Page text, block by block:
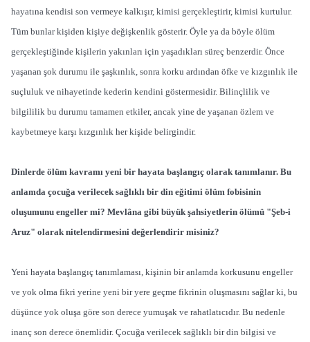
hayatına kendisi son vermeye kalkışır, kimisi gerçekleştirir, kimisi kurtulur.
Tüm bunlar kişiden kişiye değişkenlik gösterir. Öyle ya da böyle ölüm
gerçekleştiğinde kişilerin yakınları için yaşadıkları süreç benzerdir. Önce
yaşanan şok durumu ile şaşkınlık, sonra korku ardından öfke ve kızgınlık ile
suçluluk ve nihayetinde kederin kendini göstermesidir. Bilinçlilik ve
bilgililik bu durumu tamamen etkiler, ancak yine de yaşanan özlem ve
kaybetmeye karşı kızgınlık her kişide belirgindir.
Dinlerde ölüm kavramı yeni bir hayata başlangıç olarak tanımlanır. Bu
anlamda çocuğa verilecek sağlıklı bir din eğitimi ölüm fobisinin
oluşumunu engeller mi? Mevlâna gibi büyük şahsiyetlerin ölümü "Şeb-i
Aruz" olarak nitelendirmesini değerlendirir misiniz?
Yeni hayata başlangıç tanımlaması, kişinin bir anlamda korkusunu engeller
ve yok olma fikri yerine yeni bir yere geçme fikrinin oluşmasını sağlar ki, bu
düşünce yok oluşa göre son derece yumuşak ve rahatlatıcıdır. Bu nedenle
inanç son derece önemlidir. Çocuğa verilecek sağlıklı bir din bilgisi ve